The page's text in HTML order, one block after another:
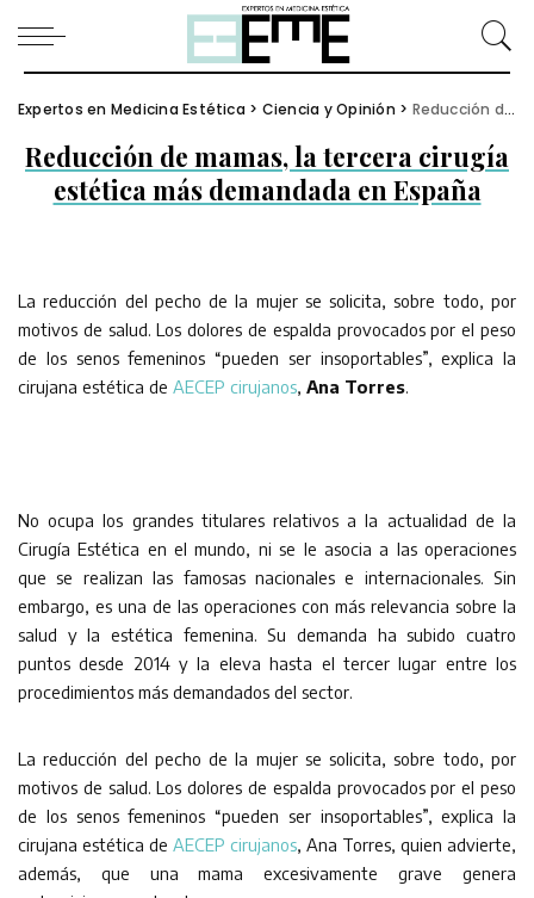
Expertos en Medicina Estética > Ciencia y Opinión > Reducción de mamas, la tercera cirugía estética más demandada en España
Reducción de mamas, la tercera cirugía
estética más demandada en España
La reducción del pecho de la mujer se solicita, sobre todo, por
motivos de salud. Los dolores de espalda provocados por el peso
de los senos femeninos “pueden ser insoportables”, explica la
cirujana estética de AECEP cirujanos, Ana Torres.
No ocupa los grandes titulares relativos a la actualidad de la
Cirugía Estética en el mundo, ni se le asocia a las operaciones
que se realizan las famosas nacionales e internacionales. Sin
embargo, es una de las operaciones con más relevancia sobre la
salud y la estética femenina. Su demanda ha subido cuatro
puntos desde 2014 y la eleva hasta el tercer lugar entre los
procedimientos más demandados del sector.
La reducción del pecho de la mujer se solicita, sobre todo, por
motivos de salud. Los dolores de espalda provocados por el peso
de los senos femeninos “pueden ser insoportables”, explica la
cirujana estética de AECEP cirujanos, Ana Torres, quien advierte,
además, que una mama excesivamente grave genera